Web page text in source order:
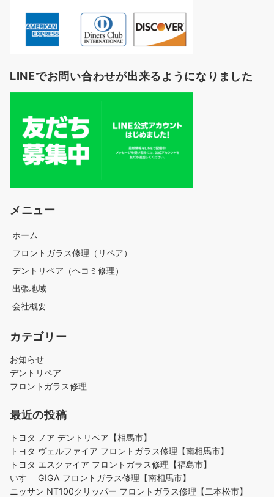
LINEでお問い合わせが出来るようになりました
メニュー
ホーム
フロントガラス修理（リペア）
デントリペア（ヘコミ修理）
出張地域
会社概要
カテゴリー
お知らせ
デントリペア
フロントガラス修理
最近の投稿
トヨタ ノア デントリペア【相馬市】
トヨタ ヴェルファイア フロントガラス修理【南相馬市】
トヨタ エスクァイア フロントガラス修理【福島市】
いすゞ GIGA フロントガラス修理【南相馬市】
ニッサン NT100クリッパー フロントガラス修理【二本松市】